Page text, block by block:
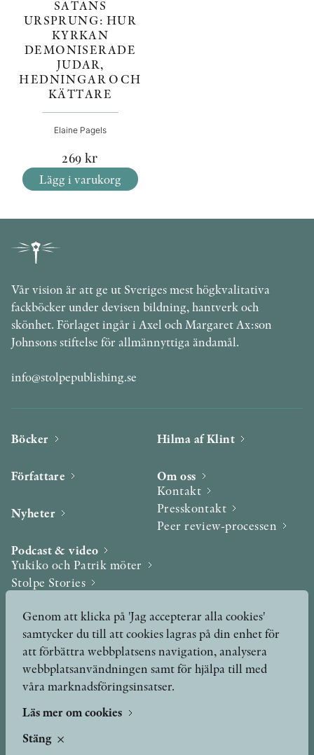
SATANS
URSPRUNG: HUR
KYRKAN
DEMONISERADE
JUDAR,
HEDNINGAR OCH
KÄTTARE
Elaine Pagels
269 kr
Lägg i varukorg
Vår vision är att ge ut Sveriges mest högkvalitativa
fackböcker under devisen bildning, hantverk och
skönhet. Förlaget ingår i Axel och Margaret Ax:son
Johnsons stiftelse för allmännyttiga ändamål.
info@stolpepublishing.se
Böcker
Författare
Nyheter
Podcast & video
Yukiko och Patrik möter
Stolpe Stories
Utmärkelser & Format
Utmärkelser
Övriga format
Hilma af Klint
Om oss
Kontakt
Presskontakt
Peer review-processen
Genom att klicka på 'Jag accepterar alla cookies'
samtycker du till att cookies lagras på din enhet för
att förbättra webbplatsens navigation, analysera
webbplatsanvändningen samt för hjälpa till med
våra marknadsföringsinsatser.
Läs mer om cookies
Stäng